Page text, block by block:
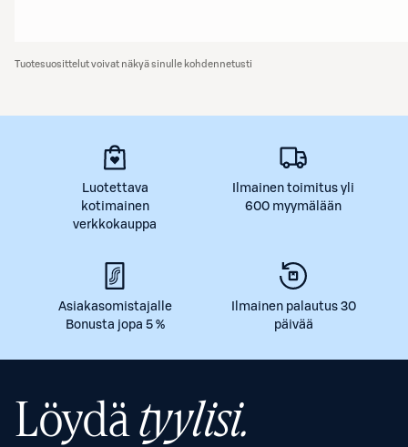
Tuotesuosittelut voivat näkyä sinulle kohdennetusti
Luotettava
kotimainen
verkkokauppa
Ilmainen toimitus yli
600 myymälään
Asiakasomistajalle
Bonusta jopa 5 %
Ilmainen palautus 30
päivää
Löydätyylisi.